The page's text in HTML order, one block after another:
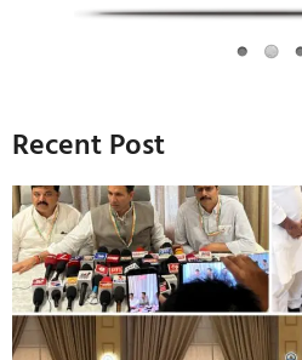
Recent Post